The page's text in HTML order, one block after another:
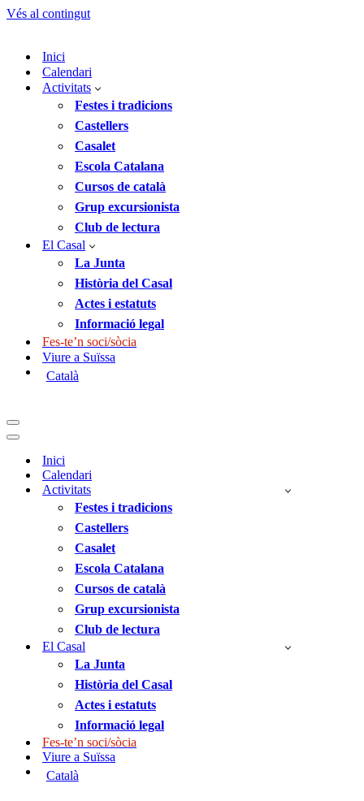
Vés al contingut
Inici
Calendari
Activitats
Festes i tradicions
Castellers
Casalet
Escola Catalana
Cursos de català
Grup excursionista
Club de lectura
El Casal
La Junta
Història del Casal
Actes i estatuts
Informació legal
Fes-te’n soci/sòcia
Viure a Suïssa
Català
Menú
de
Menú
navegació
Inici
Calendari
Activitats
Festes i tradicions
Castellers
Casalet
Escola Catalana
Cursos de català
Grup excursionista
Club de lectura
El Casal
La Junta
Història del Casal
Actes i estatuts
Informació legal
Fes-te’n soci/sòcia
Viure a Suïssa
Català